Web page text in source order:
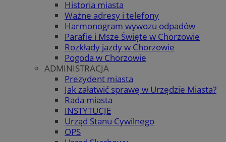
Historia miasta
Ważne adresy i telefony
Harmonogram wywozu odpadów
Parafie i Msze Święte w Chorzowie
Rozkłady jazdy w Chorzowie
Pogoda w Chorzowie
ADMINISTRACJA
Prezydent miasta
Jak załatwić sprawę w Urzędzie Miasta?
Rada miasta
INSTYTUCJE
Urząd Stanu Cywilnego
OPS